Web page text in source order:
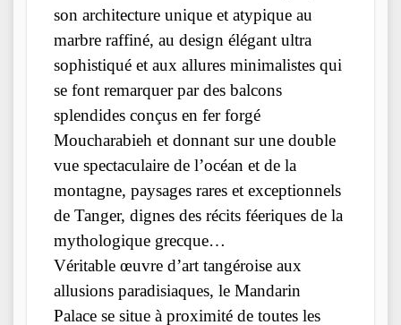
son architecture unique et atypique au
marbre raffiné, au design élégant ultra
sophistiqué et aux allures minimalistes qui
se font remarquer par des balcons
splendides conçus en fer forgé
Moucharabieh et donnant sur une double
vue spectaculaire de l’océan et de la
montagne, paysages rares et exceptionnels
de Tanger, dignes des récits féeriques de la
mythologique grecque…
Véritable œuvre d’art tangéroise aux
allusions paradisiaques, le Mandarin
Palace se situe à proximité de toutes les